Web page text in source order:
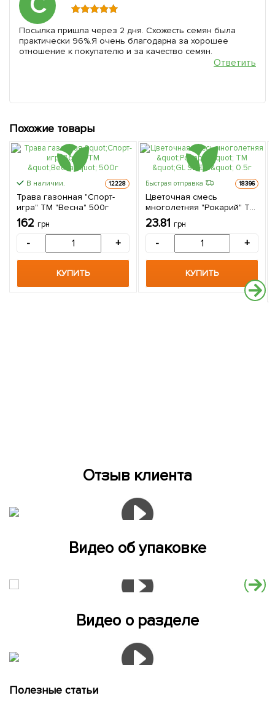
Посылка пришла через 2 дня. Схожесть семян была
практически 96%.Я очень благодарна за хорошее
отношение к покупателю и за качество семян.
Ответить
Похожие товары
В наличии. 12228
Трава газонная "Спорт-
игра" ТМ "Весна" 500г
162 грн
- +
КУПИТЬ
Быстрая отправка 18396
Цветочная смесь
многолетняя "Рокарий" ТМ
"GL SEEDS" 0.5г
23.81 грн
- +
КУПИТЬ
Отзыв клиента
Видео об упаковке
Видео о разделе
Полезные статьи